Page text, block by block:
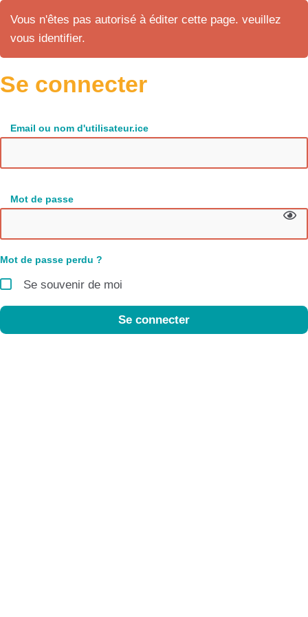
Vous n'êtes pas autorisé à éditer cette page. veuillez
vous identifier.
Se connecter
Email ou nom d'utilisateur.ice
Mot de passe
Mot de passe perdu ?
Se souvenir de moi
Se connecter